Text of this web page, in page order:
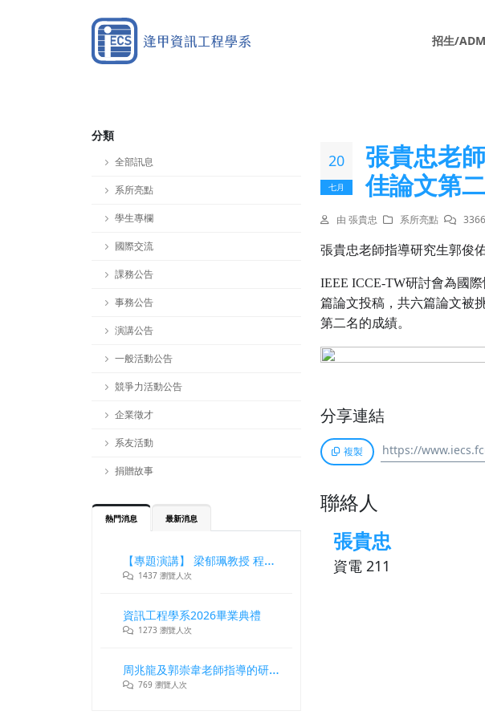
招生/
分類
全部訊息
系所亮點
學生專欄
國際交流
課務公告
事務公告
演講公告
一般活動公告
競爭力活動公告
企業徵才
系友活動
捐贈故事
熱門消息 最新消息
【專題演講】 梁郁珮教授 程式設計師在新世代記憶體與儲存系統中的角色與挑戰
1437 瀏覽人次
資訊工程學系2026畢業典禮
1273 瀏覽人次
周兆龍及郭崇韋老師指導的研究團隊獲DLT2026最佳論文獎
769 瀏覽人次
20
七月
張貴忠老
佳論文第
由 張貴忠 系所亮點
張貴忠老師指導研究生郭俊
IEEE ICCE-TW研討會為國
篇論文投稿，共六篇論文被
第二名的成績。
分享連結
複製
聯絡人
張貴忠
資電 211